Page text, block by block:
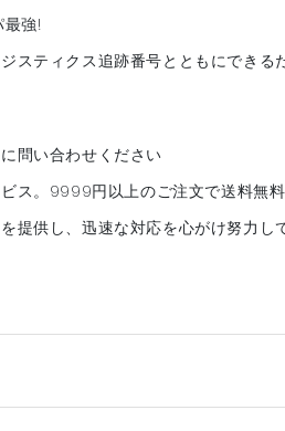
最強!
スティクス追跡番号とともにできる
問い合わせください
ス。9999円以上のご注文で送料無料
提供し、迅速な対応を心がけ努力し